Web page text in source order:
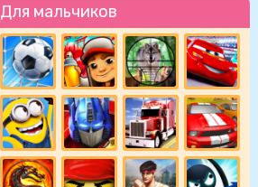
Для мальчиков